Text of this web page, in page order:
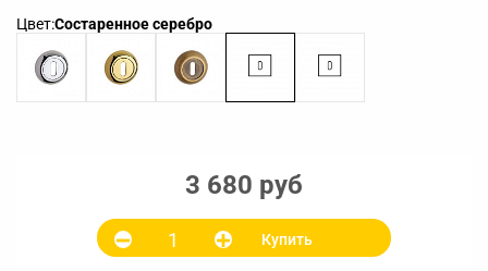
Цвет:Состаренное серебро
3 680 руб
Купить